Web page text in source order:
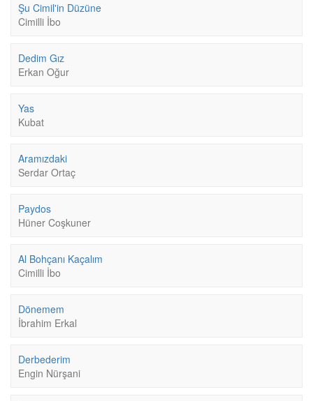
Şu Cimil'in Düzüne
Cimilli İbo
Dedim Gız
Erkan Oğur
Yas
Kubat
Aramızdaki
Serdar Ortaç
Paydos
Hüner Coşkuner
Al Bohçanı Kaçalım
Cimilli İbo
Dönemem
İbrahim Erkal
Derbederim
Engin Nürşani